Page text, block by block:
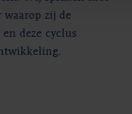
waarop zij de
deze cyclus